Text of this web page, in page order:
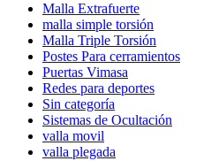
Malla Extrafuerte
malla simple torsión
Malla Triple Torsión
Postes Para cerramientos
Puertas Vimasa
Redes para deportes
Sin categoría
Sistemas de Ocultación
valla movil
valla plegada